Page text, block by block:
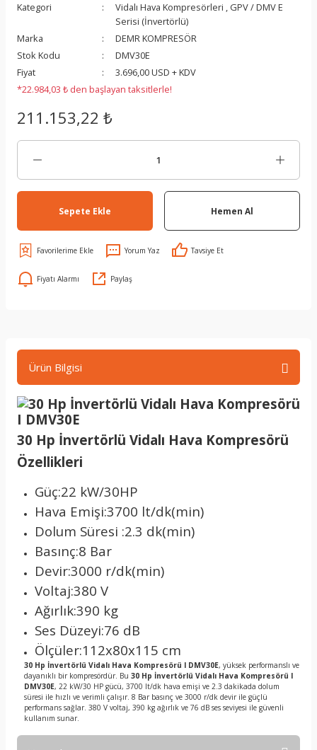
Kategori Vidalı Hava Kompresörleri , GPV / DMV E
Serisi (İnvertörlü)
Marka
DEMR KOMPRESÖR
Stok Kodu
DMV30E
Fiyat
3.696,00 USD + KDV
*22.984,03 ₺ den başlayan taksitlerle!
211.153,22 ₺
Sepete Ekle Hemen Al
Yorum Yaz Tavsiye Et
Fiyatı Alarmı Paylaş
Ürün Bilgisi
30 Hp İnvertörlü Vidalı Hava Kompresörü
Özellikleri
Güç:22 kW/30HP
Hava Emişi:3700 lt/dk(min)
Dolum Süresi :2.3 dk(min)
Basınç:8 Bar
Devir:3000 r/dk(min)
Voltaj:380 V
Ağırlık:390 kg
Ses Düzeyi:76 dB
Ölçüler:112x80x115 cm
30 Hp İnvertörlü Vidalı Hava Kompresörü I DMV30E, yüksek performanslı ve
dayanıklı bir kompresördür. Bu 30 Hp İnvertörlü Vidalı Hava Kompresörü I
DMV30E, 22 kW/30 HP gücü, 3700 lt/dk hava emişi ve 2.3 dakikada dolum
süresi ile hızlı ve verimli çalışır. 8 Bar basınç ve 3000 r/dk devir ile güçlü
performans sağlar. 380 V voltaj, 390 kg ağırlık ve 76 dB ses seviyesi ile güvenli
kullanım sunar.